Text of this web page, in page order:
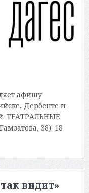
афишу
Дербенте и
ТЕАТРАЛЬНЫЕ
38): 18
видит»